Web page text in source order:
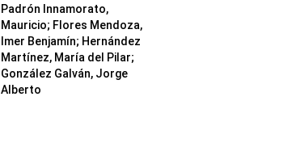
Padrón Innamorato,
Mauricio; Flores Mendoza,
Imer Benjamín; Hernández
Martínez, María del Pilar;
González Galván, Jorge
Alberto